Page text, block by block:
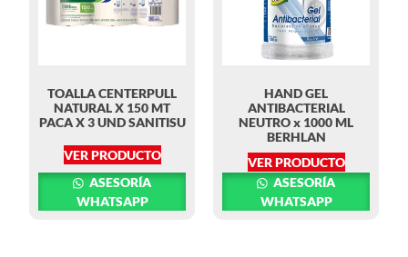
TOALLA CENTERPULL
NATURAL X 150 MT
PACA X 3 UND SANITISU
VER PRODUCTO
ASESORÍA
WHATSAPP
HAND GEL
ANTIBACTERIAL
NEUTRO x 1000 ML
BERHLAN
VER PRODUCTO
ASESORÍA
WHATSAPP